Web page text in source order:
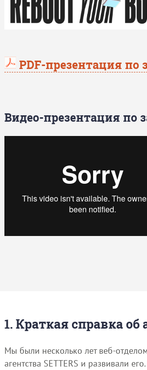
PDF-презентация по
Видео-презентация по
1. Краткая справка об
Мы были несколько лет веб-
агентства SETTERS и развивали